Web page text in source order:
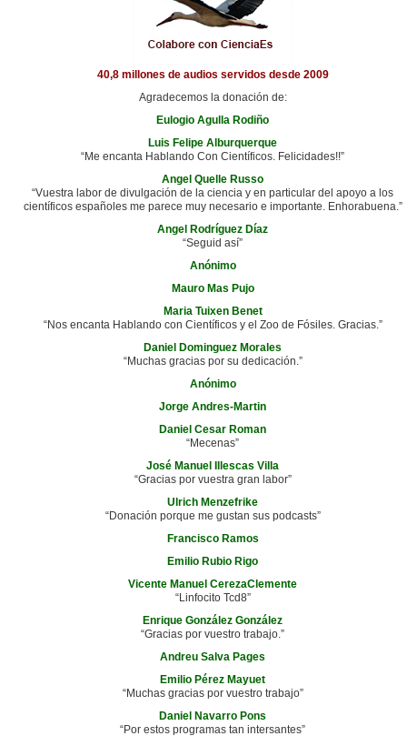
40,8 millones de audios servidos desde 2009
Agradecemos la donación de:
Eulogio Agulla Rodiño
Luis Felipe Alburquerque
“Me encanta Hablando Con Científicos. Felicidades!!”
Angel Quelle Russo
“Vuestra labor de divulgación de la ciencia y en particular del apoyo a los
científicos españoles me parece muy necesario e importante. Enhorabuena.”
Angel Rodríguez Díaz
“Seguid así”
Anónimo
Mauro Mas Pujo
Maria Tuixen Benet
“Nos encanta Hablando con Científicos y el Zoo de Fósiles. Gracias.”
Daniel Dominguez Morales
“Muchas gracias por su dedicación.”
Anónimo
Jorge Andres-Martin
Daniel Cesar Roman
“Mecenas”
José Manuel Illescas Villa
“Gracias por vuestra gran labor”
Ulrich Menzefrike
“Donación porque me gustan sus podcasts”
Francisco Ramos
Emilio Rubio Rigo
Vicente Manuel CerezaClemente
“Linfocito Tcd8”
Enrique González González
“Gracias por vuestro trabajo.”
Andreu Salva Pages
Emilio Pérez Mayuet
“Muchas gracias por vuestro trabajo”
Daniel Navarro Pons
“Por estos programas tan intersantes”